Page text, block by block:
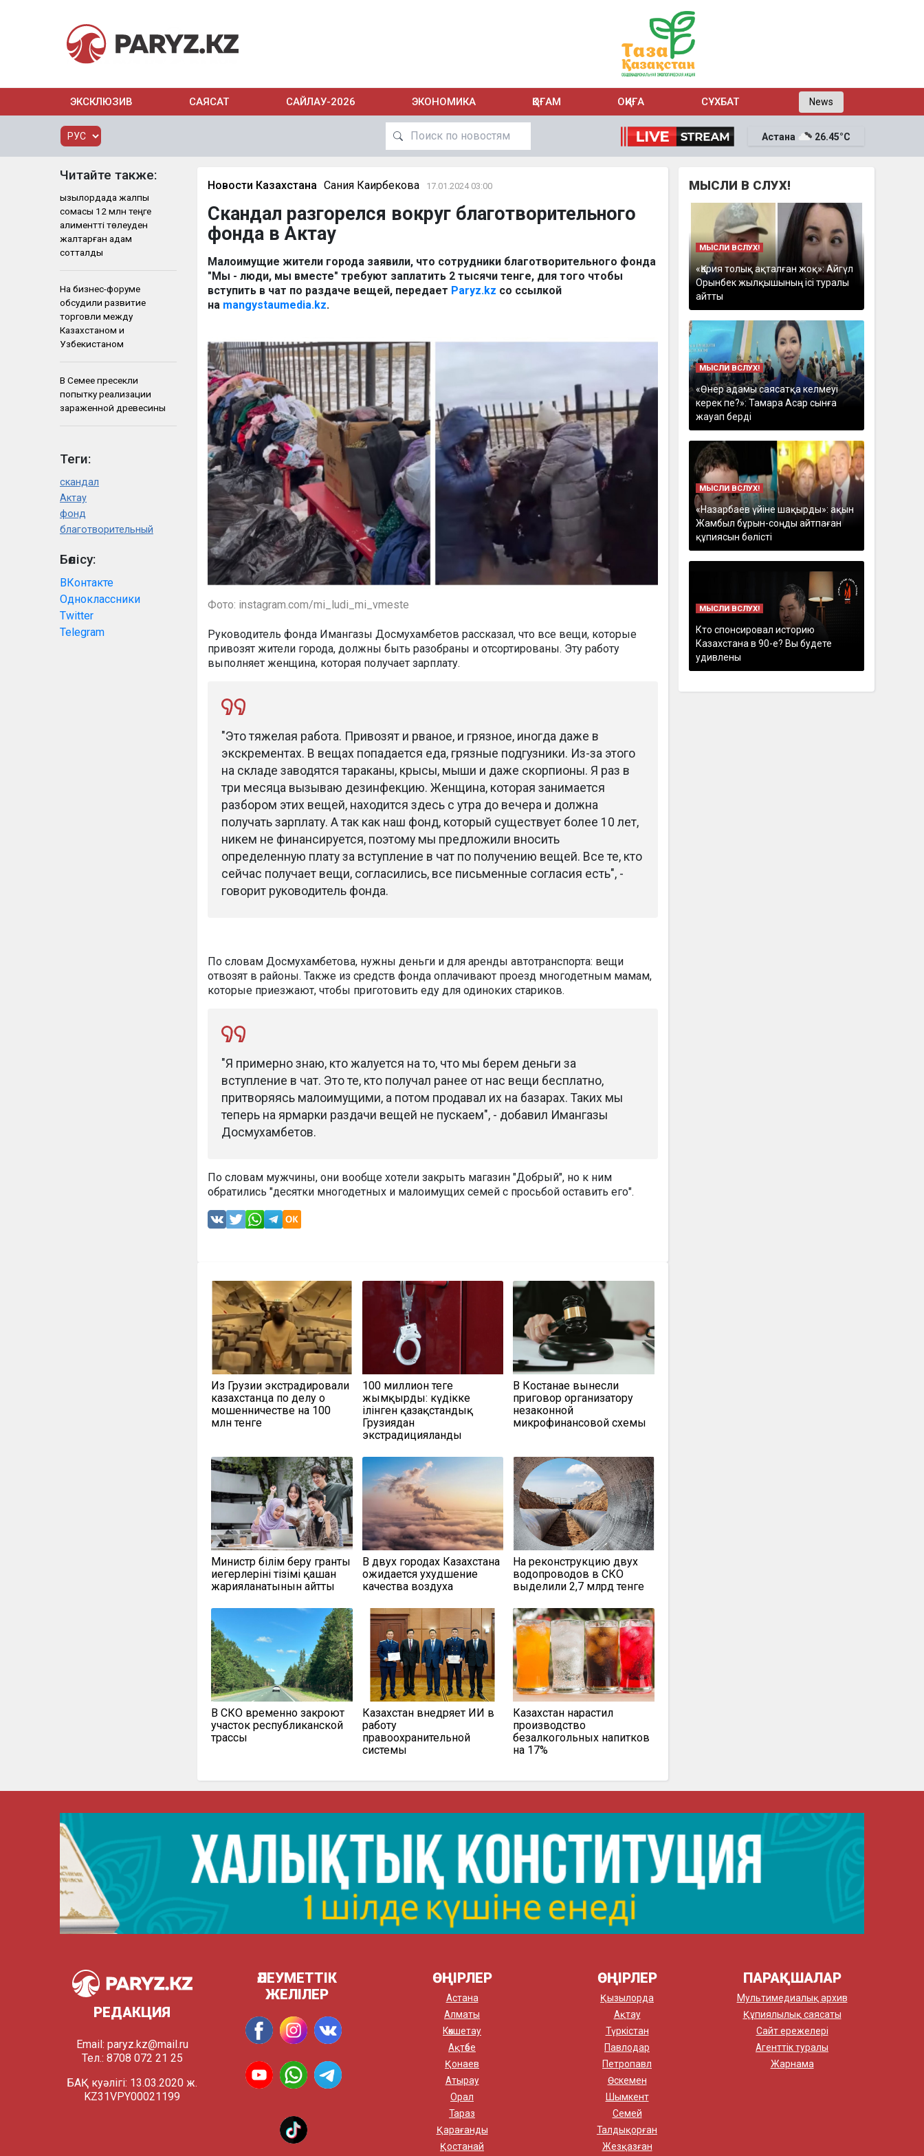
ЭКСКЛЮЗИВ САЯСАТ САЙЛАУ-2026 ЭКОНОМИКА ҚОҒАМ ОҚИҒА СҰХБАТ News
Астана 26.45°C
Читайте также:
Қызылордада жалпы
сомасы 12 млн теңге
алиментті төлеуден
жалтарған адам
сотталды
На бизнес-форуме
обсудили развитие
торговли между
Казахстаном и
Узбекистаном
В Семее пресекли
попытку реализации
зараженной древесины
Теги:
скандал
Актау
фонд
благотворительный
Бөлісу:
ВКонтакте
Одноклассники
Twitter
Telegram
Новости Казахстана Сания Каирбекова 17.01.2024 03:00
Скандал разгорелся вокруг благотворительного
фонда в Актау
Малоимущие жители города заявили, что сотрудники благотворительного фонда
"Мы - люди, мы вместе" требуют заплатить 2 тысячи тенге, для того чтобы
вступить в чат по раздаче вещей, передает Paryz.kz со ссылкой
на mangystaumedia.kz.
Фото: instagram.com/mi_ludi_mi_vmeste
Руководитель фонда Имангазы Досмухамбетов рассказал, что все вещи, которые
привозят жители города, должны быть разобраны и отсортированы. Эту работу
выполняет женщина, которая получает зарплату.
"Это тяжелая работа. Привозят и рваное, и грязное, иногда даже в
экскрементах. В вещах попадается еда, грязные подгузники. Из-за этого
на складе заводятся тараканы, крысы, мыши и даже скорпионы. Я раз в
три месяца вызываю дезинфекцию. Женщина, которая занимается
разбором этих вещей, находится здесь с утра до вечера и должна
получать зарплату. А так как наш фонд, который существует более 10 лет,
никем не финансируется, поэтому мы предложили вносить
определенную плату за вступление в чат по получению вещей. Все те, кто
сейчас получает вещи, согласились, все письменные согласия есть", -
говорит руководитель фонда.
По словам Досмухамбетова, нужны деньги и для аренды автотранспорта: вещи
отвозят в районы. Также из средств фонда оплачивают проезд многодетным мамам,
которые приезжают, чтобы приготовить еду для одиноких стариков.
"Я примерно знаю, кто жалуется на то, что мы берем деньги за
вступление в чат. Это те, кто получал ранее от нас вещи бесплатно,
притворяясь малоимущими, а потом продавал их на базарах. Таких мы
теперь на ярмарки раздачи вещей не пускаем", - добавил Имангазы
Досмухамбетов.
По словам мужчины, они вообще хотели закрыть магазин "Добрый", но к ним
обратились "десятки многодетных и малоимущих семей с просьбой оставить его".
Из Грузии экстрадировали
казахстанца по делу о
мошенничестве на 100
млн тенге
100 миллион теңге
жымқырды: күдікке
ілінген қазақстандық
Грузиядан
экстрадицияланды
В Костанае вынесли
приговор организатору
незаконной
микрофинансовой схемы
Министр білім беру гранты
иегерлерінің тізімі қашан
жарияланатынын айтты
В двух городах Казахстана
ожидается ухудшение
качества воздуха
На реконструкцию двух
водопроводов в СКО
выделили 2,7 млрд тенге
В СКО временно закроют
участок республиканской
трассы
Казахстан внедряет ИИ в
работу
правоохранительной
системы
Казахстан нарастил
производство
безалкогольных напитков
на 17%
МЫСЛИ В СЛУХ!
МЫСЛИ ВСЛУХ!
«Қария толық ақталған жоқ»: Айгүл
Орынбек жылқышының ісі туралы
айтты
МЫСЛИ ВСЛУХ!
«Өнер адамы саясатқа келмеуі
керек пе?»: Тамара Асар сынға
жауап берді
МЫСЛИ ВСЛУХ!
«Назарбаев үйіне шақырды»: ақын
Жамбыл бұрын-соңды айтпаған
құпиясын бөлісті
МЫСЛИ ВСЛУХ!
Кто спонсировал историю
Казахстана в 90-е? Вы будете
удивлены
РЕДАКЦИЯ
Email: paryz.kz@mail.ru
Тел.: 8708 072 21 25
БАҚ куәлігі: 13.03.2020 ж.
KZ31VPY00021199
ӘЛЕУМЕТТІК
ЖЕЛІЛЕР
ӨҢІРЛЕР
Астана
Алматы
Көкшетау
Ақтөбе
Қонаев
Атырау
Орал
Тараз
Қарағанды
Қостанай
ӨҢІРЛЕР
Қызылорда
Ақтау
Түркістан
Павлодар
Петропавл
Өскемен
Шымкент
Семей
Талдықорған
Жезқазған
ПАРАҚШАЛАР
Мультимедиалық архив
Құпиялылық саясаты
Сайт ережелері
Агенттік туралы
Жарнама